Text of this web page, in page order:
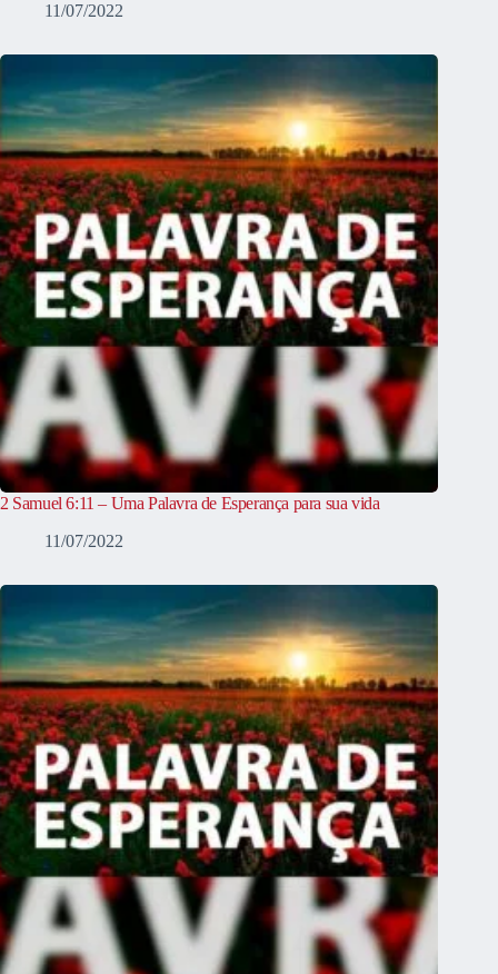
11/07/2022
2 Samuel 6:11 – Uma Palavra de Esperança para sua vida
11/07/2022